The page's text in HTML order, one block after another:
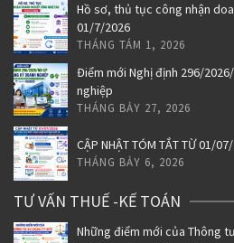
Hồ sơ, thủ tục công nhận
01/7/2026
THÁNG TÁM 1, 2026
Điểm mới Nghị định 296/
nghiệp
THÁNG BẢY 27, 2026
CẬP NHẬT TÓM TẮT TỪ 01/
THÁNG BẢY 6, 2026
TƯ VẤN THUẾ -KẾ TOÁN
Những điểm mới của Thông